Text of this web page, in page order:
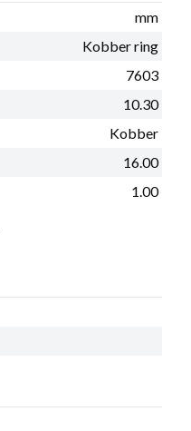
mm
Kobber ring
7603
10.30
Kobber
16.00
1.00